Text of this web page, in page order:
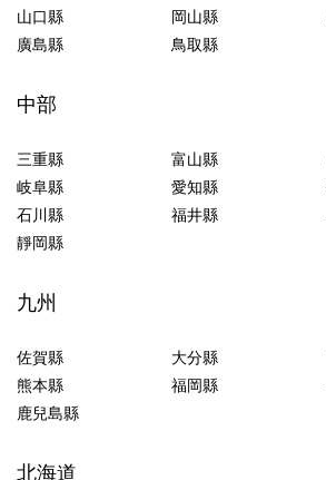
山口縣 岡山縣
廣島縣
鳥取縣
中部
三重縣 富山縣
岐阜縣
愛知縣
石川縣
福井縣
靜岡縣
九州
佐賀縣 大分縣
熊本縣
福岡縣
鹿兒島縣
北海道